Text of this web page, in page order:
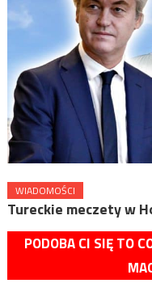
WIADOMOŚCI
Tureckie meczety w
PODOBA CI SIĘ TO